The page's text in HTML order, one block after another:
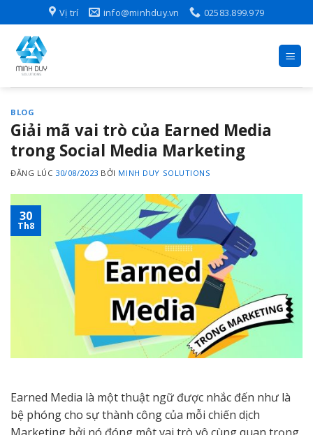
to
content
Vị trí info@minhduy.vn 02583.899.979
BLOG
Giải mã vai trò của Earned Media
trong Social Media Marketing
ĐĂNG LÚC 30/08/2023 BỞI MINH DUY SOLUTIONS
30
Th8
Earned Media là một thuật ngữ được nhắc đến như là
bệ phóng cho sự thành công của mỗi chiến dịch